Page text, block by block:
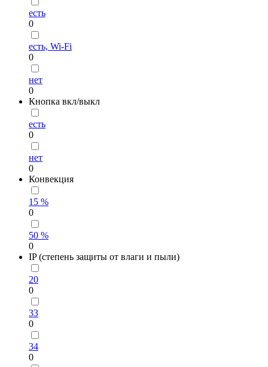
есть
0
есть, Wi-Fi
0
нет
0
Кнопка вкл/выкл
есть
0
нет
0
Конвекция
15 %
0
50 %
0
IP (степень защиты от влаги и пыли)
20
0
33
0
34
0